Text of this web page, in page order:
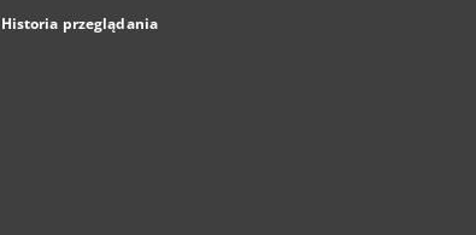
Historia przeglądania